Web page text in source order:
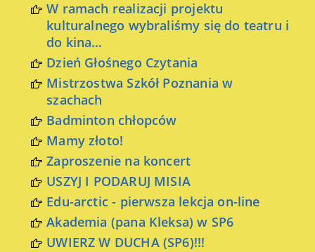
W ramach realizacji projektu
kulturalnego wybraliśmy się do teatru i
do kina…
Dzień Głośnego Czytania
Mistrzostwa Szkół Poznania w
szachach
Badminton chłopców
Mamy złoto!
Zaproszenie na koncert
USZYJ I PODARUJ MISIA
Edu-arctic - pierwsza lekcja on-line
Akademia (pana Kleksa) w SP6
UWIERZ W DUCHA (SP6)!!!